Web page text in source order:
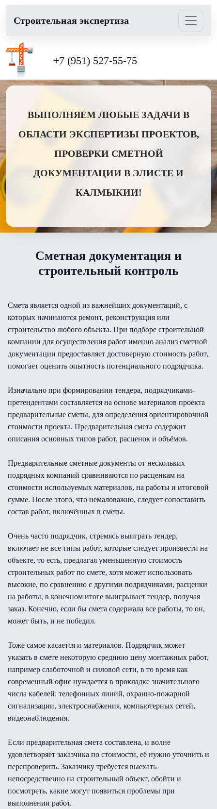
Cтроительная экспертиза
+7 (951) 527-55-75
ВЫПОЛНЯЕМ ЛЮБЫЕ ЗАДАЧИ В
ОБЛАСТИ ЭКСПЕРТИЗЫ ПРОЕКТОВ,
ПРОВЕРКИ СМЕТНОЙ
ДОКУМЕНТАЦИИ В ЭЛИСТЕ И
КАЛМЫКИИ!
Сметная документация и
строительный контроль
Смета является одной из важнейших документаций, с
которых начинаются ремонт, реконструкция или
строительство любого объекта. При подборе строительной
компании для осуществления работ именно анализ сметной
документации предоставляет достоверную стоимость работ,
помогает оценить опытность потенциального подрядчика.
Изначально при формировании тендера, подрядчиками-
претендентами составляется на основе материалов проекта
предварительные сметы, для определения ориентировочной
стоимости проекта. Предварительная смета содержит
описания основных типов работ, расценок и объёмов.
Предварительные сметные документы от нескольких
подрядных компаний сравниваются по расценкам на
стоимости используемых материалов, на работы и итоговой
сумме. После этого, что немаловажно, следует сопоставить
состав работ, включённых в сметы.
Очень часто подрядчик, стремясь выиграть тендер,
включает не все типы работ, которые следует произвести на
объекте, то есть, предлагая уменьшенную стоимость
строительных работ по смете, хотя может использовать
высокие, по сравнению с другими подрядчиками, расценки
на работы, в конечном итоге выигрывает тендер, получая
заказ. Конечно, если бы смета содержала все работы, то он,
может быть, и не победил.
Тоже самое касается и материалов. Подрядчик может
указать в смете некоторую среднюю цену монтажных работ,
например слаботочной и силовой сети, в то время как
современный офис нуждается в прокладке значительного
числа кабелей: телефонных линий, охранно-пожарной
сигнализации, электроснабжения, компьютерных сетей,
видеонаблюдения.
Если предварительная смета составлена, и волне
удовлетворяет заказчика по стоимости, её нужно уточнить и
перепроверить. Заказчику требуется выехать
непосредственно на строительный объект, обойти и
посмотреть, какие могут появиться проблемы при
выполнении работ.